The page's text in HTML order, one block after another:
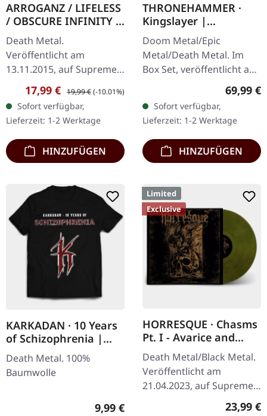
ARROGANZ / LIFELESS
/ OBSCURE INFINITY /
RECKLESS
MANSLAUGHTER ·
Sermon Of Ungodly
Dreams | BLUE/BLACK
Death Metal.
Veröffentlicht am
13.11.2015, auf Supreme
Chaos Records. SCR
Mailorder Exklusiv!
Transparent
Blau/Schwarz
marmoriertes Vinyl.
Limitiert…
Verkaufspreis:
17,99 € Regulärer Preis:
19,99 €(-10.01%)
Sofort verfügbar,
Lieferzeit: 1-2 Werktage
HINZUFÜGEN
THRONEHAMMER ·
Kingslayer |
EXCLUSIVE BOX SET
Doom Metal/Epic
Metal/Death Metal. Im
Box Set, veröffentlicht am
24.11.2023, auf Supreme
Chaos Records. Schwere
Holzbox mit speziellem
Schwarz in…
69,99 €
Sofort verfügbar,
Lieferzeit: 1-2 Werktage
HINZUFÜGEN
KARKADAN · 10 Years
of Schizophrenia |
LONGSLEEVE
Death Metal. 100%
Baumwolle
Regulärer Preis:
9,99 €
Limited
Exclusive
HORRESQUE · Chasms
Pt. I - Avarice and
Retribution |
YELLOW/BLACK LP
Death Metal/Black Metal.
Veröffentlicht am
21.04.2023, auf Supreme
23,99 €